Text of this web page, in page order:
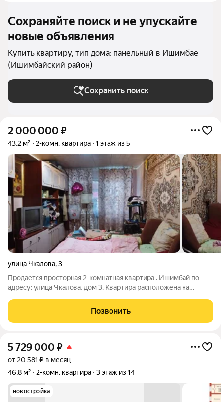
Сохраняйте поиск и не упускайте
новые объявления
Купить квартиру, тип дома: панельный в Ишимбае
(Ишимбайский район)
Сохранить поиск
2 000 000 ₽
43,2 м² 2-комн. квартира 1 этаж из 5
улица Чкалова,3
Продается просторная 2-комнатная квартира . Ишимбай по
адресу: улица Чкалова, дом 3. Квартира расположена на
семей с маленькими детьми и домашними питомцами. Одним
из главных преимуществ является
Позвонить
5 729 000 ₽
от 20 581 ₽ в месяц
46,8 м²
2-комн. квартира 3 этаж из 14
новостройка